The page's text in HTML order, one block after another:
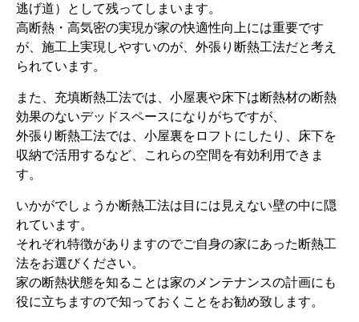
逃げ道）として残ってしまいます。
高断熱・高気密の実現が家の快適性向上には重要です
が、施工上実現しやすいのが、外張り断熱工法だと考え
られています。
また、充填断熱工法では、小屋裏や床下は断熱材の断熱
効果のないデッドスペースになりがちですが、
外張り断熱工法では、小屋裏をロフトにしたり、床下を
収納で活用するなど、これらの空間を有効利用できま
す。
いかがでしょうか断熱工法は目には見えない壁の中に隠
れています。
それぞれ特徴がありますのでご自身の家にあった断熱工
法をお選びください。
家の断熱状態を知ることは家のメンテナンスの計画にも
役に立ちますので知っておくことをお勧め致します。